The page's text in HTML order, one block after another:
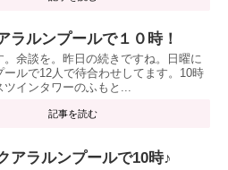
ラルンプールで１０時！
。余談を。昨日の続きですね。日曜に
ールで12人で待合わせしてます。10時
ツインタワーのふもと...
記事を読む
アラルンプールで10時♪